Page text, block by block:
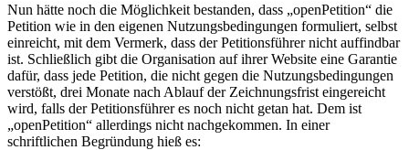
Nun hätte noch die Möglichkeit bestanden, dass „openPetition“ die
Petition wie in den eigenen Nutzungsbedingungen formuliert, selbst
einreicht, mit dem Vermerk, dass der Petitionsführer nicht auffindbar
ist. Schließlich gibt die Organisation auf ihrer Website eine Garantie
dafür, dass jede Petition, die nicht gegen die Nutzungsbedingungen
verstößt, drei Monate nach Ablauf der Zeichnungsfrist eingereicht
wird, falls der Petitionsführer es noch nicht getan hat. Dem ist
„openPetition“ allerdings nicht nachgekommen. In einer
schriftlichen Begründung hieß es: